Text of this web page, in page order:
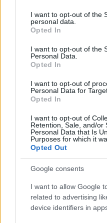
not limited to your visit or
grant or deny consent to
use your data for below
consent section.
I want to opt-out of the
personal data.
Opted In
I want to opt-out of the
Personal Data.
Opted In
I want to opt-out of
Personal Data for
Opted In
I want to opt-out of
Retention, Sale, and/or
Personal Data that Is
Purposes for which it
Opted Out
Google consents
I want to allow Google
related to advertising
device identifiers in